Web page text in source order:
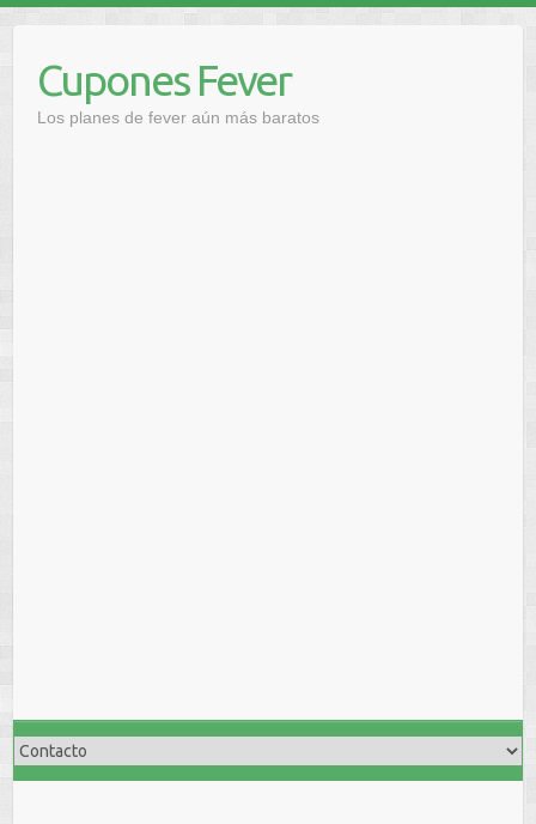
contenidoCupones Fever
Los planes de fever aún más baratos